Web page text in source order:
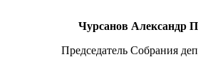
Чурсанов Александр
Председатель Собрания